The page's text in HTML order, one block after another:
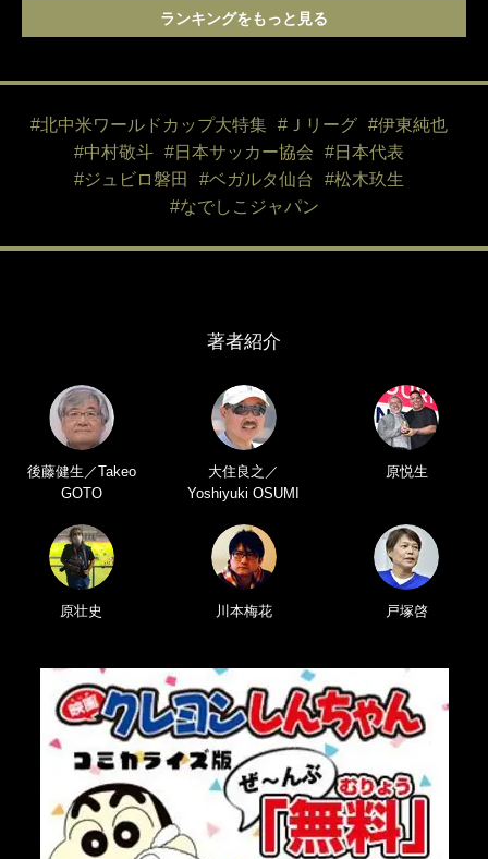
ランキングをもっと見る
#北中米ワールドカップ大特集 #Ｊリーグ
#伊東純也
#中村敬斗
#日本サッカー協会
#日本代表
#ジュビロ磐田
#ベガルタ仙台
#松木玖生
#なでしこジャパン
著者紹介
後藤健生／Takeo
GOTO
大住良之／
Yoshiyuki OSUMI
原悦生
原壮史 川本梅花 戸塚啓